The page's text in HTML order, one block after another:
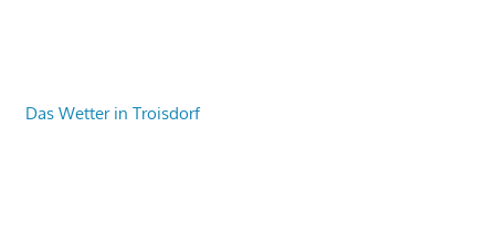
Das Wetter in Troisdorf